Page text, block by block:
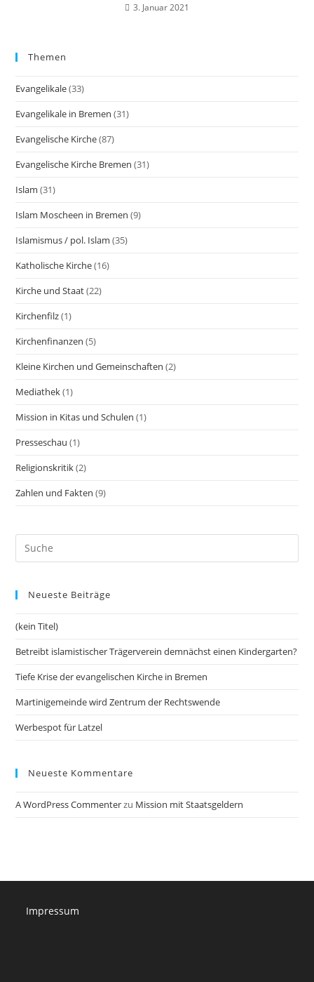
3. Januar 2021
Themen
Evangelikale(33)
Evangelikale in Bremen (31)
Evangelische Kirche(87)
Evangelische Kirche Bremen (31)
Islam (31)
Islam Moscheen in Bremen (9)
Islamismus / pol. Islam (35)
Katholische Kirche(16)
Kirche und Staat(22)
Kirchenfilz(1)
Kirchenfinanzen (5)
Kleine Kirchen und Gemeinschaften (2)
Mediathek(1)
Mission in Kitas und Schulen (1)
Presseschau (1)
Religionskritik(2)
Zahlen und Fakten (9)
Neueste Beiträge
(kein Titel)
Betreibt islamistischer Trägerverein demnächst einen Kindergarten?
Tiefe Krise der evangelischen Kirche in Bremen
Martinigemeinde wird Zentrum der Rechtswende
Werbespot für Latzel
Neueste Kommentare
A WordPress Commenterzu Mission mit Staatsgeldern
Impressum